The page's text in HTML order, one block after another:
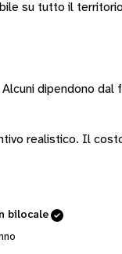
su tutto il
dipendono dal
realistico. Il
bilocale